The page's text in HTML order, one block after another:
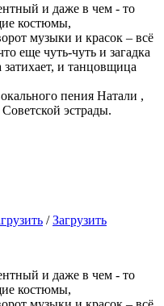
и даже в чем - то
костюмы,
музыки и красок – всё
еще чуть-чуть и загадка
затихает, и танцовщица
пения Натали ,
эстрады.
/Загрузить
и даже в чем - то
костюмы,